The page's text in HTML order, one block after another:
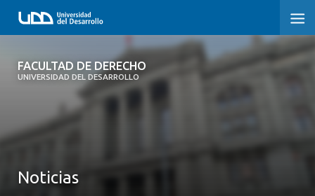
FACULTAD DE DERECHO
UNIVERSIDAD DEL DESARROLLO
FACULTAD DE DERECHO
SOBRE LA FACULTAD
Noticias